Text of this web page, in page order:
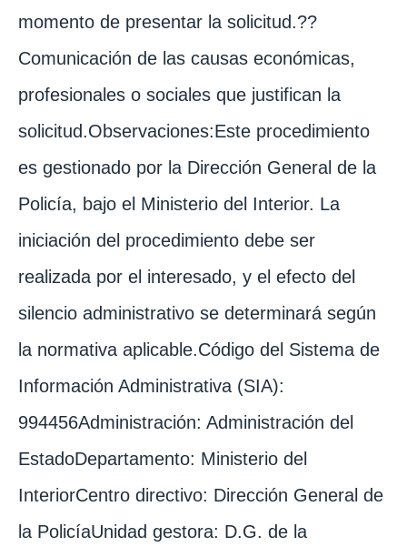
momento de presentar la solicitud.??
Comunicación de las causas económicas,
profesionales o sociales que justifican la
solicitud.Observaciones:Este procedimiento
es gestionado por la Dirección General de la
Policía, bajo el Ministerio del Interior. La
iniciación del procedimiento debe ser
realizada por el interesado, y el efecto del
silencio administrativo se determinará según
la normativa aplicable.Código del Sistema de
Información Administrativa (SIA):
994456Administración: Administración del
EstadoDepartamento: Ministerio del
InteriorCentro directivo: Dirección General de
la PolicíaUnidad gestora: D.G. de la